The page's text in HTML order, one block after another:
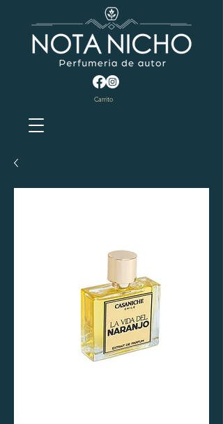
Carrito